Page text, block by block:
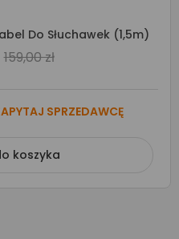
Do Słuchawek (1,5m)
159,00 zł
SPRZEDAWCĘ
koszyka